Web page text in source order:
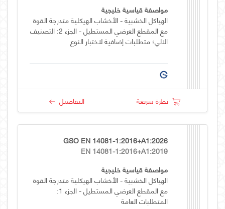
مواصفة قياسية خليجية
الهياكل الخشبية - الأخشاب الهيكلية متدرجة القوة
مع المقطع العرضي المستطيل - الجزء 2: التصنيف
الالي؛ متطلبات إضافية لاختبار النوع
نظرة سريعة التفاصيل
GSO EN 14081-1:2016+A1:2026
EN 14081-1:2016+A1:2019
مواصفة قياسية خليجية
الهياكل الخشبية - الأخشاب الهيكلية متدرجة القوة
مع المقطع العرضي المستطيل - الجزء 1:
المتطلبات العامة